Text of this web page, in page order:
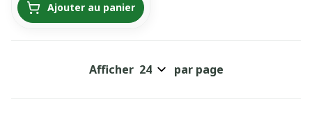
Ajouter au panier
Afficher par page